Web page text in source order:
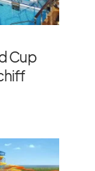
Cup